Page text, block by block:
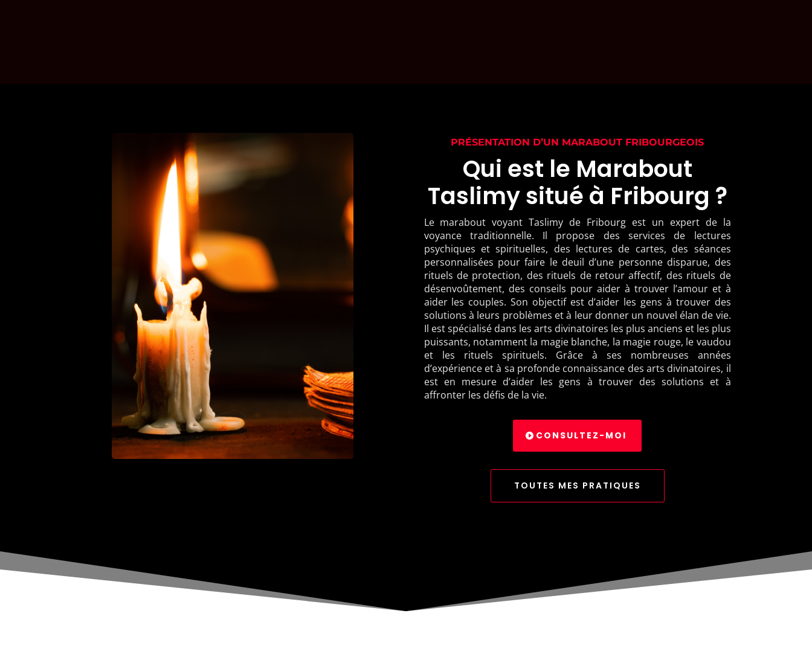
PRÉSENTATION D’UN MARABOUT FRIBOURGEOIS
Qui est le Marabout
Taslimy situé à Fribourg ?
Le marabout voyant Taslimy de Fribourg est un expert de la
voyance traditionnelle. Il propose des services de lectures
psychiques et spirituelles, des lectures de cartes, des séances
personnalisées pour faire le deuil d’une personne disparue, des
rituels de protection, des rituels de retour affectif, des rituels de
désenvoûtement, des conseils pour aider à trouver l’amour et à
aider les couples. Son objectif est d’aider les gens à trouver des
solutions à leurs problèmes et à leur donner un nouvel élan de vie.
Il est spécialisé dans les arts divinatoires les plus anciens et les plus
puissants, notamment la magie blanche, la magie rouge, le vaudou
et les rituels spirituels. Grâce à ses nombreuses années
d’expérience et à sa profonde connaissance des arts divinatoires, il
est en mesure d’aider les gens à trouver des solutions et à
affronter les défis de la vie.
CONSULTEZ-MOI
TOUTES MES PRATIQUES